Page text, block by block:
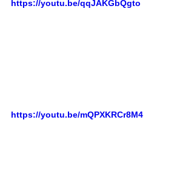
https://youtu.be/qqJAKGbQgto
https://youtu.be/mQPXKRCr8M4